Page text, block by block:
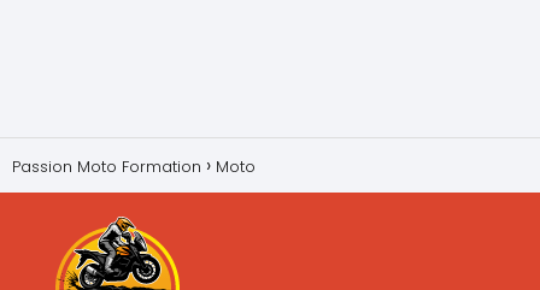
Passion Moto Formation Moto